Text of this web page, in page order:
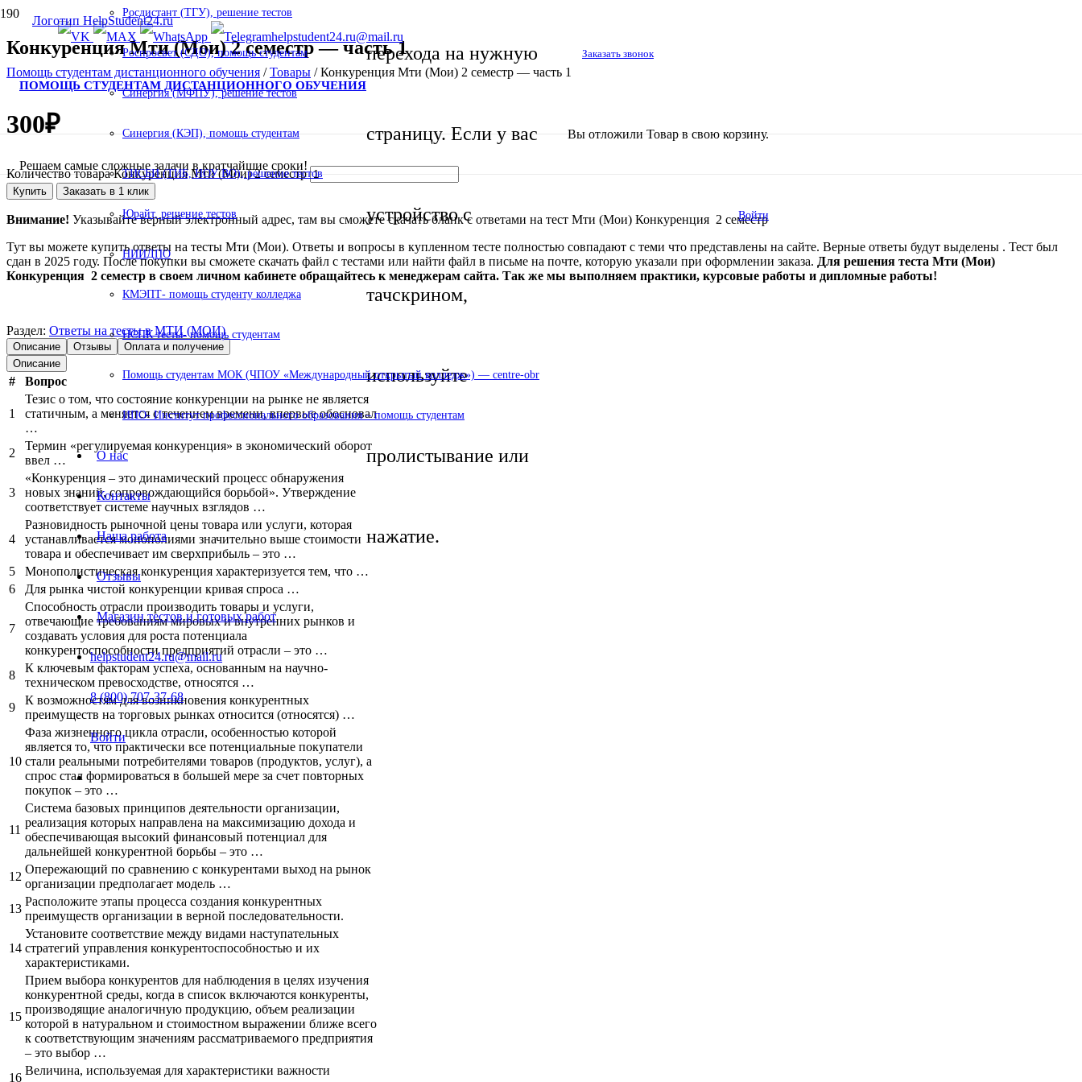
helpstudent24.ru@mail.ru
ПОМОЩЬ СТУДЕНТАМ ДИСТАНЦИОННОГО ОБУЧЕНИЯ
Решаем самые сложные задачи в кратчайшие сроки!
перехода на нужную
страницу. Если у вас
устройство с
тачскрином,
используйте
пролистывание или
нажатие.
Заказать звонок
Вы отложили Товар в свою корзину.
Войти
Росдистант (ТГУ), решение тестов
Роспросвет (СДО), помощь студентам
Синергия (МФПУ), решение тестов
Синергия (КЭП), помощь студентам
ТИСБИ (ТИБ, НОУ ВО), решение тестов
Юрайт, решение тестов
НИИДПО
КМЭПТ- помощь студенту колледжа
НСПК тесты- помощь студентам
Помощь студентам МОК (ЧПОУ «Международный открытый колледж») — centre-obr
ИПО- Институт профессионального образования – помощь студентам
О нас
Контакты
Наша работа
Отзывы
Магазин тестов и готовых работ
helpstudent24.ru@mail.ru
8 (800) 707-37-68
Войти
Конкуренция Мти (Мои) 2 семестр — часть 1
Помощь студентам дистанционного обучения /Товары /Конкуренция Мти (Мои) 2 семестр — часть 1
300₽
Количество товара Конкуренция Мти (Мои) 2 семестр
Купить Заказать в 1 клик
Внимание! Указывайте верный электронный адрес, там вы сможете скачать бланк с ответами на тест Мти (Мои) Конкуренция 2 семестр
Тут вы можете купить ответы на тесты Мти (Мои). Ответы и вопросы в купленном тесте полностью совпадают с теми что представлены на сайте. Верные ответы будут выделены . Тест был
сдан в 2025 году. После покупки вы сможете скачать файл с тестами или найти файл в письме на почте, которую указали при оформлении заказа. Для решения теста Мти (Мои)
Конкуренция 2 семестр в своем личном кабинете обращайтесь к менеджерам сайта. Так же мы выполняем практики, курсовые работы и дипломные работы!
Раздел: Ответы на тесты в МТИ (МОИ)
Описание Отзывы
Оплата и получение
Описание
# Вопрос
1
Тезис о том, что состояние конкуренции на рынке не является
статичным, а меняется с течением времени, впервые обосновал
…
2
Термин «регулируемая конкуренция» в экономический оборот
ввел …
3
«Конкуренция – это динамический процесс обнаружения
новых знаний, сопровождающийся борьбой». Утверждение
соответствует системе научных взглядов …
4
Разновидность рыночной цены товара или услуги, которая
устанавливается монополиями значительно выше стоимости
товара и обеспечивает им сверхприбыль – это …
5
Монополистическая конкуренция характеризуется тем, что …
6
Для рынка чистой конкуренции кривая спроса …
7
Способность отрасли производить товары и услуги,
отвечающие требованиям мировых и внутренних рынков и
создавать условия для роста потенциала
конкурентоспособности предприятий отрасли – это …
8
К ключевым факторам успеха, основанным на научно-
техническом превосходстве, относятся …
9
К возможностям для возникновения конкурентных
преимуществ на торговых рынках относится (относятся) …
10
Фаза жизненного цикла отрасли, особенностью которой
является то, что практически все потенциальные покупатели
стали реальными потребителями товаров (продуктов, услуг), а
спрос стал формироваться в большей мере за счет повторных
покупок – это …
11
Система базовых принципов деятельности организации,
реализация которых направлена на максимизацию дохода и
обеспечивающая высокий финансовый потенциал для
дальнейшей конкурентной борьбы – это …
12
Опережающий по сравнению с конкурентами выход на рынок
организации предполагает модель …
13
Расположите этапы процесса создания конкурентных
преимуществ организации в верной последовательности.
14
Установите соответствие между видами наступательных
стратегий управления конкурентоспособностью и их
характеристиками.
15
Прием выбора конкурентов для наблюдения в целях изучения
конкурентной среды, когда в список включаются конкуренты,
производящие аналогичную продукцию, объем реализации
которой в натуральном и стоимостном выражении ближе всего
к соответствующим значениям рассматриваемого предприятия
– это выбор …
16
Величина, используемая для характеристики важности